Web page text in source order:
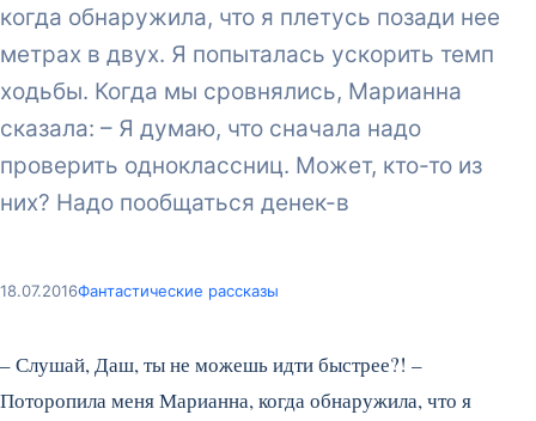
когда обнаружила, что я плетусь позади нее
метрах в двух. Я попыталась ускорить темп
ходьбы. Когда мы сровнялись, Марианна
сказала: – Я думаю, что сначала надо
проверить одноклассниц. Может, кто-то из
них? Надо пообщаться денек-в
18.07.2016Фантастические рассказы
– Слушай, Даш, ты не можешь идти быстрее?! –
Поторопила меня Марианна, когда обнаружила, что я